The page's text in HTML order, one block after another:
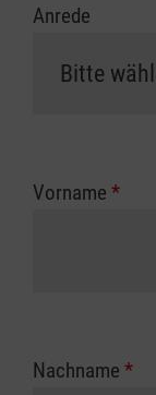
Anrede
Vorname *
Nachname *